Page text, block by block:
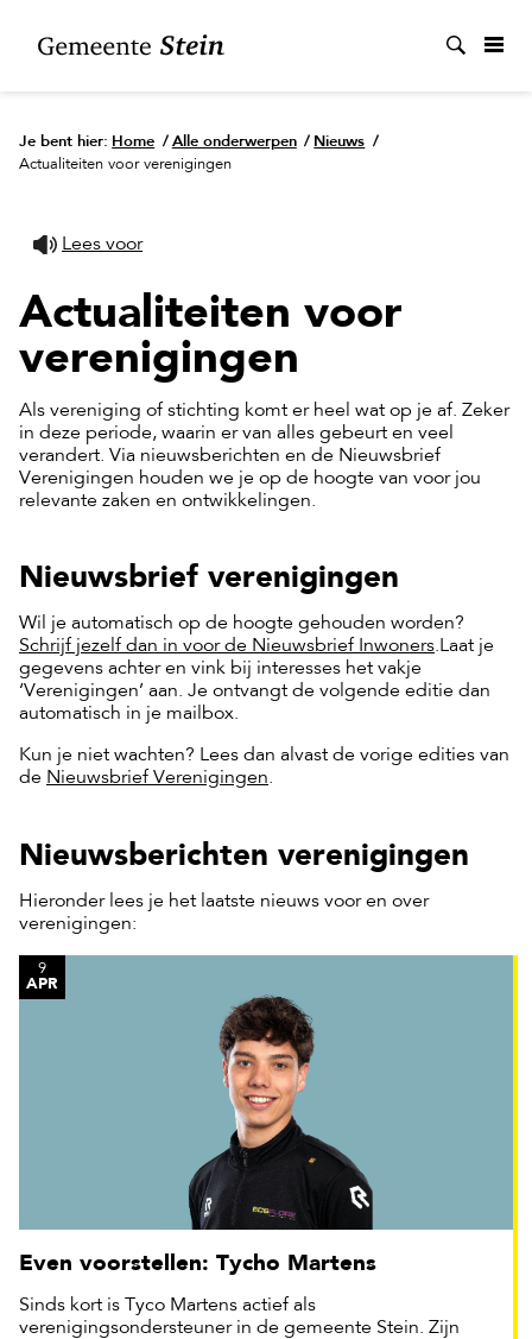
Je bent hier: Home / Alle onderwerpen / Nieuws /
Actualiteiten voor verenigingen
Lees voor
Actualiteiten voor
verenigingen
Als vereniging of stichting komt er heel wat op je af. Zeker
in deze periode, waarin er van alles gebeurt en veel
verandert. Via nieuwsberichten en de Nieuwsbrief
Verenigingen houden we je op de hoogte van voor jou
relevante zaken en ontwikkelingen.
Nieuwsbrief verenigingen
Wil je automatisch op de hoogte gehouden worden?
Schrijf jezelf dan in voor de Nieuwsbrief Inwoners.Laat je
gegevens achter en vink bij interesses het vakje
‘Verenigingen’ aan. Je ontvangt de volgende editie dan
automatisch in je mailbox.
Kun je niet wachten? Lees dan alvast de vorige edities van
de Nieuwsbrief Verenigingen.
Nieuwsberichten verenigingen
Hieronder lees je het laatste nieuws voor en over
verenigingen:
Even voorstellen: Tycho Martens
9
APR
Sinds kort is Tyco Martens actief als
verenigingsondersteuner in de gemeente Stein. Zijn